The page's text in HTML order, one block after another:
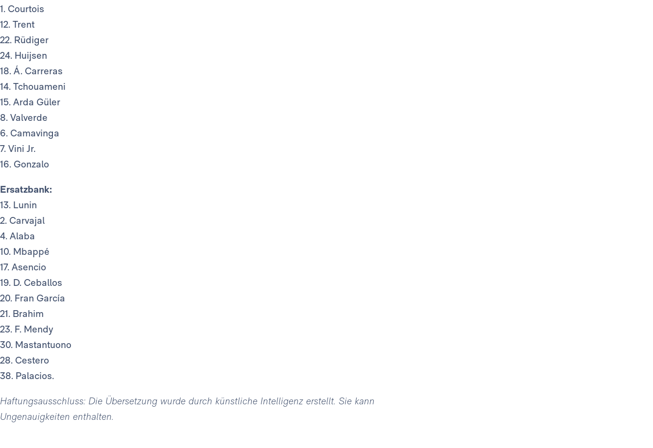
1. Courtois
12. Trent
22. Rüdiger
24. Huijsen
18. Á. Carreras
14. Tchouameni
15. Arda Güler
8. Valverde
6. Camavinga
7. Vini Jr.
16. Gonzalo
Ersatzbank:
13. Lunin
2. Carvajal
4. Alaba
10. Mbappé
17. Asencio
19. D. Ceballos
20. Fran García
21. Brahim
23. F. Mendy
30. Mastantuono
28. Cestero
38. Palacios.
Haftungsausschluss: Die Übersetzung wurde durch künstliche Intelligenz erstellt. Sie kann
Ungenauigkeiten enthalten.